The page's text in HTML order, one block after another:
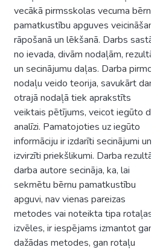
vecākā pirmsskolas vecuma bērnu
pamatkustību apguves veicināšanā
rāpošanā un lēkšanā. Darbs sastāv
no ievada, divām nodaļām,
un secinājumu daļas. Darba pirmo
nodaļu veido teorija, savukārt
otrajā nodaļā tiek aprakstīts
veiktais pētījums, veicot iegūto
analīzi. Pamatojoties uz iegūto
informāciju ir izdarīti secinājumi un
izvirzīti priekšlikumi. Darba
darba autore secināja, ka, lai
sekmētu bērnu pamatkustību
apguvi, nav vienas pareizas
metodes vai noteikta tipa rotaļas
izvēles, ir iespējams izmantot gan
dažādas metodes, gan rotaļu